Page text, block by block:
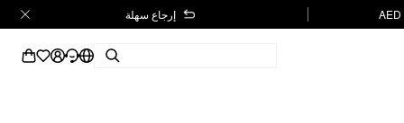
إرجاع سهلة